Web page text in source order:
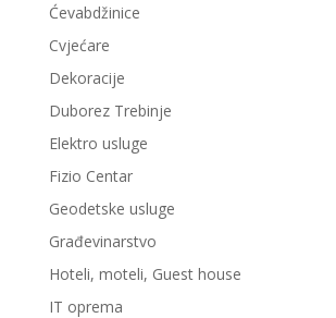
Ćevabdžinice
Cvjećare
Dekoracije
Duborez Trebinje
Elektro usluge
Fizio Centar
Geodetske usluge
Građevinarstvo
Hoteli, moteli, Guest house
IT oprema